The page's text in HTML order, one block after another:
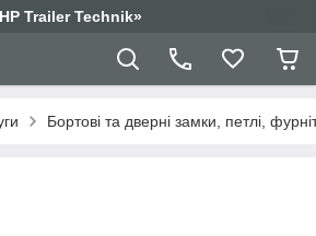
Trailer Technik»
Бортові та дверні замки, петлі,